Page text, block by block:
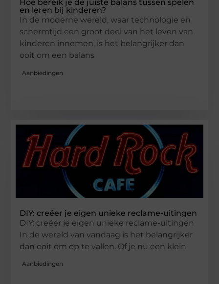
Hoe bereik je de juiste balans tussen spelen
en leren bij kinderen?
In de moderne wereld, waar technologie en
schermtijd een groot deel van het leven van
kinderen innemen, is het belangrijker dan
ooit om een balans
Aanbiedingen
DIY: creëer je eigen unieke reclame-uitingen
DIY: creëer je eigen unieke reclame-uitingen
In de wereld van vandaag is het belangrijker
dan ooit om op te vallen. Of je nu een klein
Aanbiedingen